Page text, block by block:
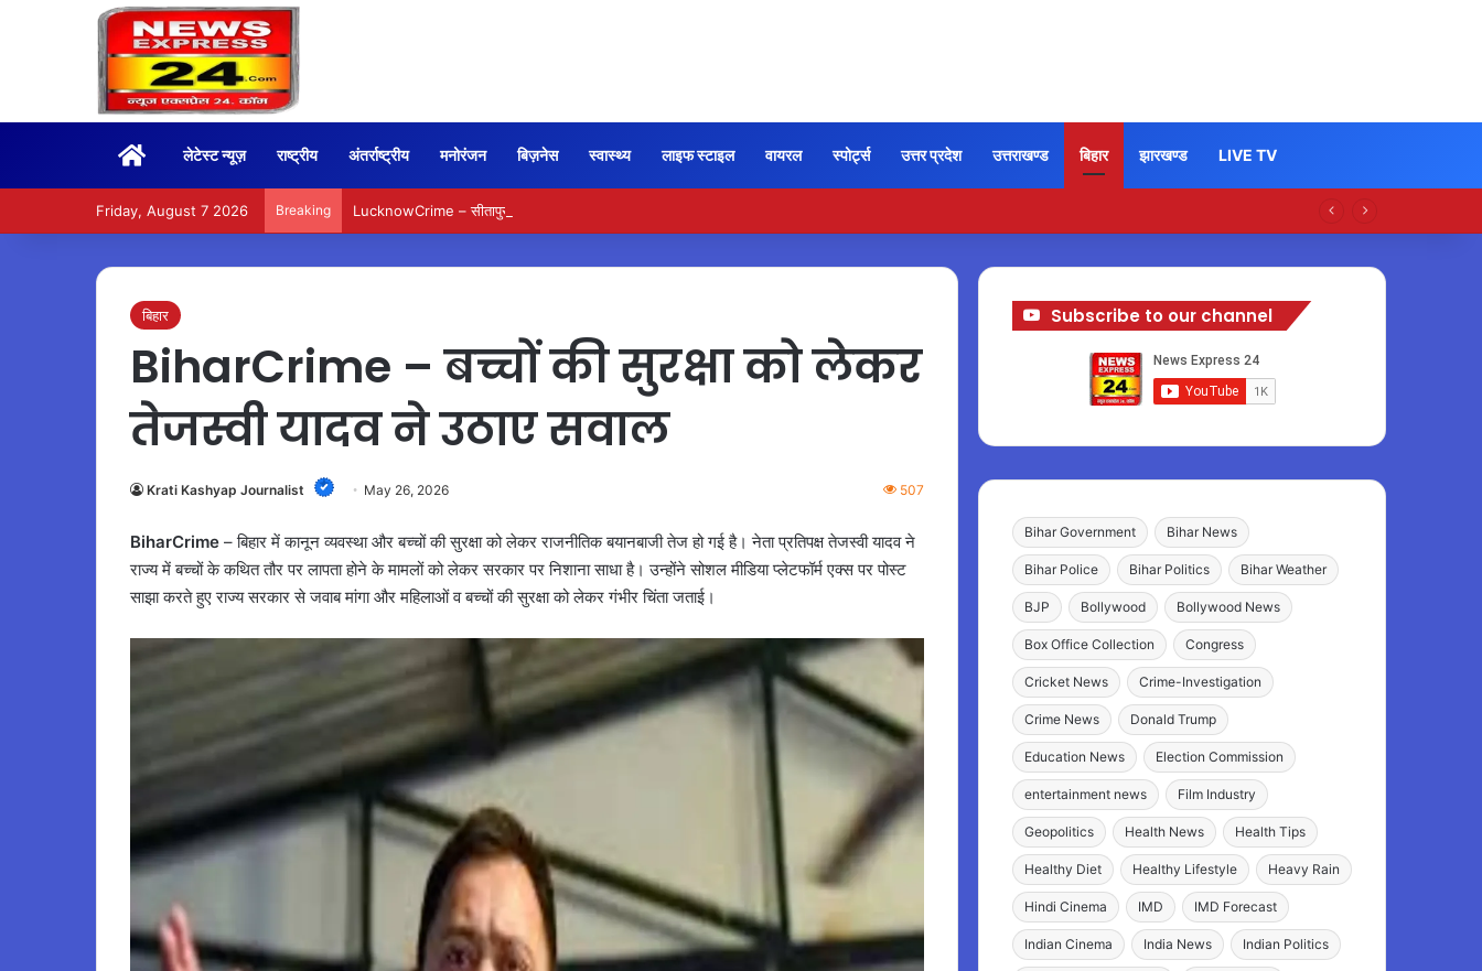
Homeलेटेस्ट न्यूज़ राष्ट्रीय अंतर्राष्ट्रीय मनोरंजन बिज़नेस स्वास्थ्य लाइफ स्टाइल वायरल स्पोर्ट्स उत्तर प्रदेश उत्तराखण्ड बिहार झारखण्ड LIVE TV
Friday, August 7 2026 Breaking LucknowCrime – सीतापुर हाईवे पर जली कार से मिला युवक का शव
बिहार
BiharCrime – बच्चों की सुरक्षा को लेकर
तेजस्वी यादव ने उठाए सवाल
Krati Kashyap Journalist May 26, 2026 507
BiharCrime – बिहार में कानून व्यवस्था और बच्चों की सुरक्षा को लेकर राजनीतिक बयानबाजी तेज हो गई है। नेता प्रतिपक्ष तेजस्वी यादव ने
राज्य में बच्चों के कथित तौर पर लापता होने के मामलों को लेकर सरकार पर निशाना साधा है। उन्होंने सोशल मीडिया प्लेटफॉर्म एक्स पर पोस्ट
साझा करते हुए राज्य सरकार से जवाब मांगा और महिलाओं व बच्चों की सुरक्षा को लेकर गंभीर चिंता जताई।
Subscribe to our channel
Bihar Government Bihar News
Bihar Police Bihar Politics Bihar Weather
BJP Bollywood Bollywood News
Box Office Collection Congress
Cricket News Crime-Investigation
Crime News Donald Trump
Education News Election Commission
entertainment news Film Industry
Geopolitics Health News Health Tips
Healthy Diet Healthy Lifestyle Heavy Rain
Hindi Cinema IMD IMD Forecast
Indian Cinema India News Indian Politics